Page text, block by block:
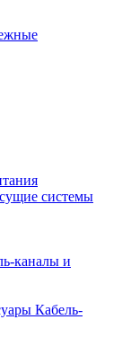
системы
каналы и
Кабель-